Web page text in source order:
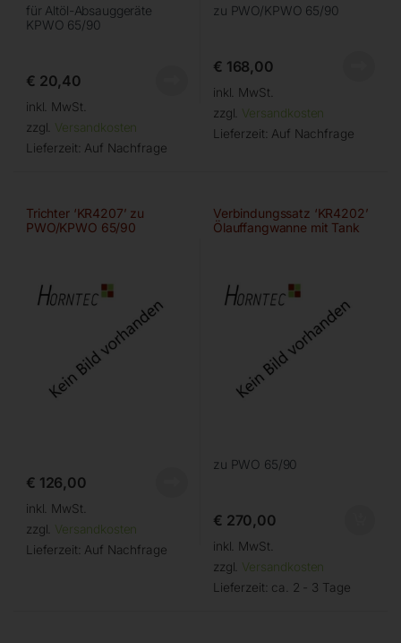
für Altöl-Absauggeräte
KPWO 65/90
€ 20,40
inkl. MwSt.
zzgl. Versandkosten
Lieferzeit: Auf Nachfrage
zu PWO/KPWO 65/90
€ 168,00
inkl. MwSt.
zzgl. Versandkosten
Lieferzeit: Auf Nachfrage
Trichter ‘KR4207’ zu
PWO/KPWO 65/90
€ 126,00
inkl. MwSt.
zzgl. Versandkosten
Lieferzeit: Auf Nachfrage
Verbindungssatz ‘KR4202’
Ölauffangwanne mit Tank
zu PWO 65/90
€ 270,00
inkl. MwSt.
zzgl. Versandkosten
Lieferzeit: ca. 2 - 3 Tage